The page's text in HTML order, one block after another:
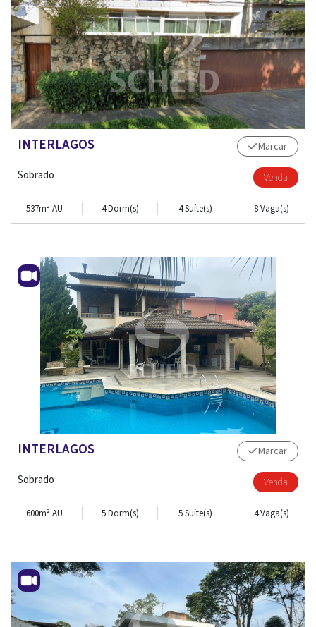
INTERLAGOS
Sobrado
Marcar
Venda
537m² AU 4 Dorm(s) 4 Suíte(s) 8 Vaga(s)
INTERLAGOS
Sobrado
Marcar
Venda
600m² AU 5 Dorm(s) 5 Suíte(s) 4 Vaga(s)